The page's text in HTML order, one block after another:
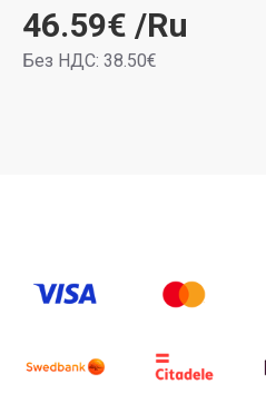
46.59€ /Ru
Без НДС: 38.50€